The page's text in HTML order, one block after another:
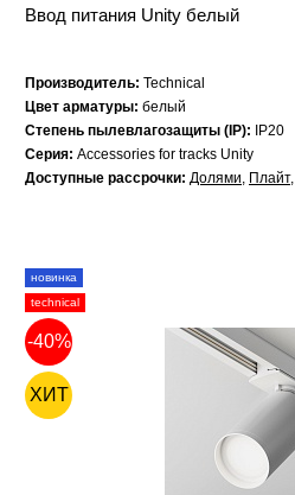
Ввод питания Unity белый
Производитель: Technical
Цвет арматуры: белый
Степень пылевлагозащиты (IP):
IP20
Серия: Accessories for tracks Unity
Доступные рассрочки: Долями, Плайт,
новинка
technical
-40%
ХИТ